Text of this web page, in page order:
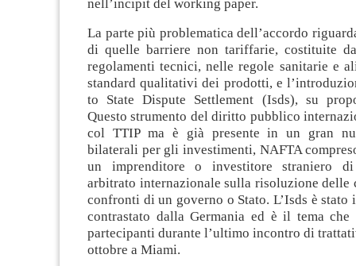
nell’incipit del working paper.
La parte più problematica dell’accordo
di quelle barriere non tariffarie, costituite
regolamenti tecnici, nelle regole sanitarie e
standard qualitativi dei prodotti, e
to State Dispute Settlement (Isds), su
Questo strumento del diritto pubblico
col TTIP ma è già presente in un gran
bilaterali per gli investimenti, NAFTA
un imprenditore o investitore straniero
arbitrato internazionale sulla risoluzione delle
confronti di un governo o Stato. L’Isds è stato
contrastato dalla Germania ed è il tema
partecipanti durante l’ultimo incontro di
ottobre a Miami.